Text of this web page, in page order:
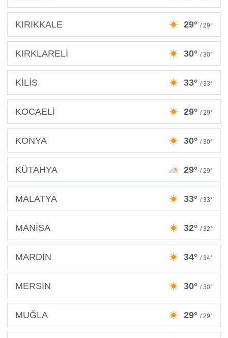
KIRIKKALE 29° / 29°
KIRKLARELİ 30° / 30°
KİLİS 33° / 33°
KOCAELİ 29° / 29°
KONYA 30° / 30°
KÜTAHYA 29° / 29°
MALATYA 33° / 33°
MANİSA 32° / 32°
MARDİN 34° / 34°
MERSİN 30° / 30°
MUĞLA 29° / 29°